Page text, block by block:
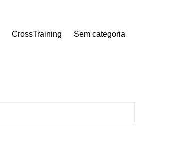
CrossTraining Sem categoria